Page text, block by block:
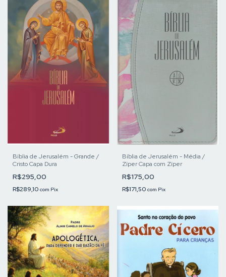
Bíblia de Jerusalém - Grande /
Cristo Capa Dura
R$295,00
R$289,10 com Pix
Bíblia de Jerusalém - Média /
Zíper Capa com Zíper
R$175,00
R$171,50 com Pix